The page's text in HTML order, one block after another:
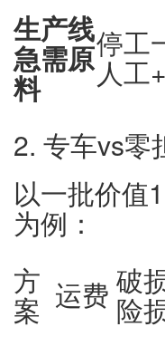
生产线
急需原
料
停工
人工
2. 专车vs零
以一批价值
为例：
方
案 运费 破
险